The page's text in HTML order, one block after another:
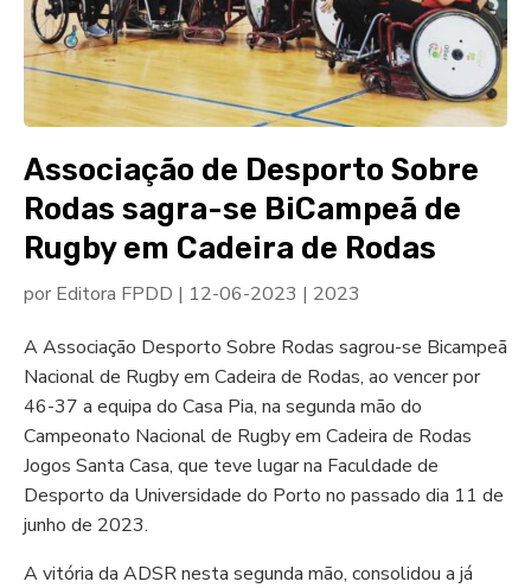
Associação de Desporto Sobre
Rodas sagra-se BiCampeã de
Rugby em Cadeira de Rodas
por Editora FPDD | 12-06-2023 | 2023
A Associação Desporto Sobre Rodas sagrou-se Bicampeã
Nacional de Rugby em Cadeira de Rodas, ao vencer por
46-37 a equipa do Casa Pia, na segunda mão do
Campeonato Nacional de Rugby em Cadeira de Rodas
Jogos Santa Casa, que teve lugar na Faculdade de
Desporto da Universidade do Porto no passado dia 11 de
junho de 2023.
A vitória da ADSR nesta segunda mão, consolidou a já